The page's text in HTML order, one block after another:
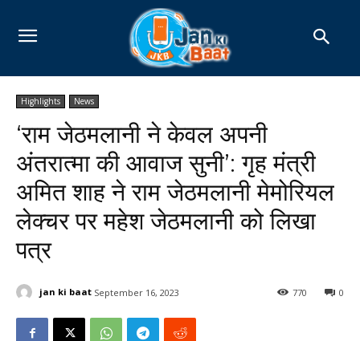
Highlights News
‘राम जेठमलानी ने केवल अपनी
अंतरात्मा की आवाज सुनी’: गृह मंत्री
अमित शाह ने राम जेठमलानी मेमोरियल
लेक्चर पर महेश जेठमलानी को लिखा
पत्र
jan ki baat September 16, 2023 0
770